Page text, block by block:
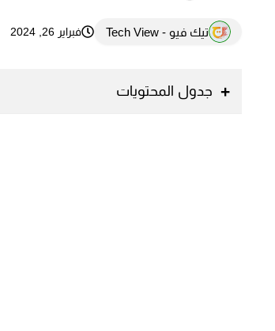
تيك فيو - Tech View فبراير 26, 2024
جدول المحتويات